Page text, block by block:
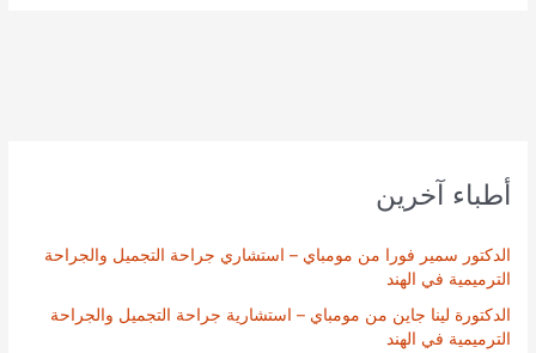
أطباء آخرين
الدكتور سمير فورا من مومباي – استشاري جراحة التجميل والجراحة
الترميمية في الهند
الدكتورة لينا جاين من مومباي – استشارية جراحة التجميل والجراحة
الترميمية في الهند